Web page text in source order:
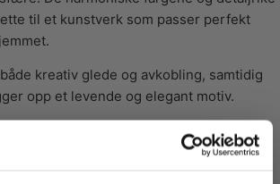
til et kunstverk som passer perfekt
kreativ glede og avkobling, samtidig
opp et levende og elegant motiv.
Numbers: